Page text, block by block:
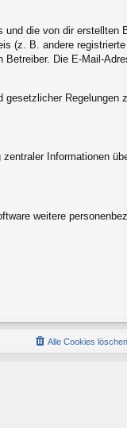
die von dir erstellten
(z. B. andere registrierte
Die E-Mail-
Regelungen
Informationen
weitere
Alle Cookies löschen